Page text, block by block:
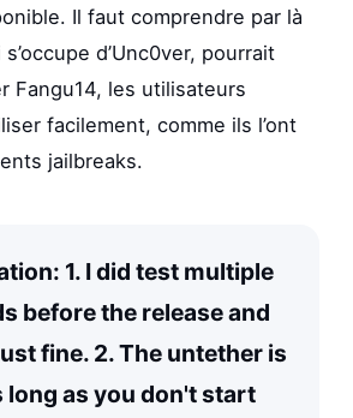
Il faut comprendre par là
d’Unc0ver, pourrait
Fangu14, les utilisateurs
facilement, comme ils l’ont
jailbreaks.
1. I did test multiple
before the release and
fine. 2. The untether is
long as you don't start